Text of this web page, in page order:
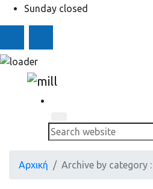
Sunday closed
Skip to content
Archive by category :